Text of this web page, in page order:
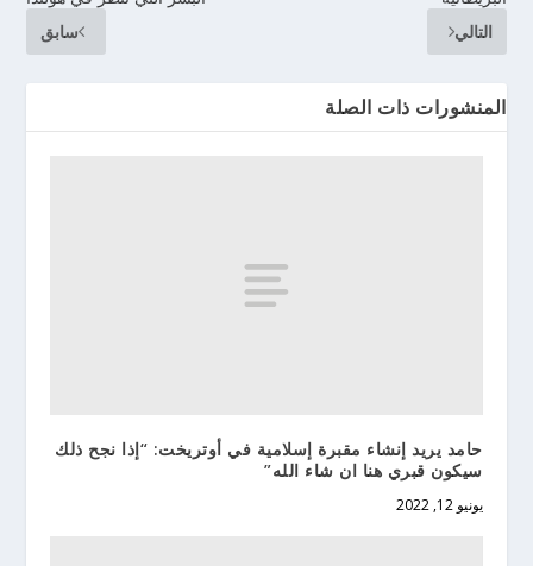
سابق
التالي
المنشورات ذات الصلة
حامد يريد إنشاء مقبرة إسلامية في أوتريخت: “إذا نجح ذلك
سيكون قبري هنا ان شاء الله”
يونيو 12, 2022